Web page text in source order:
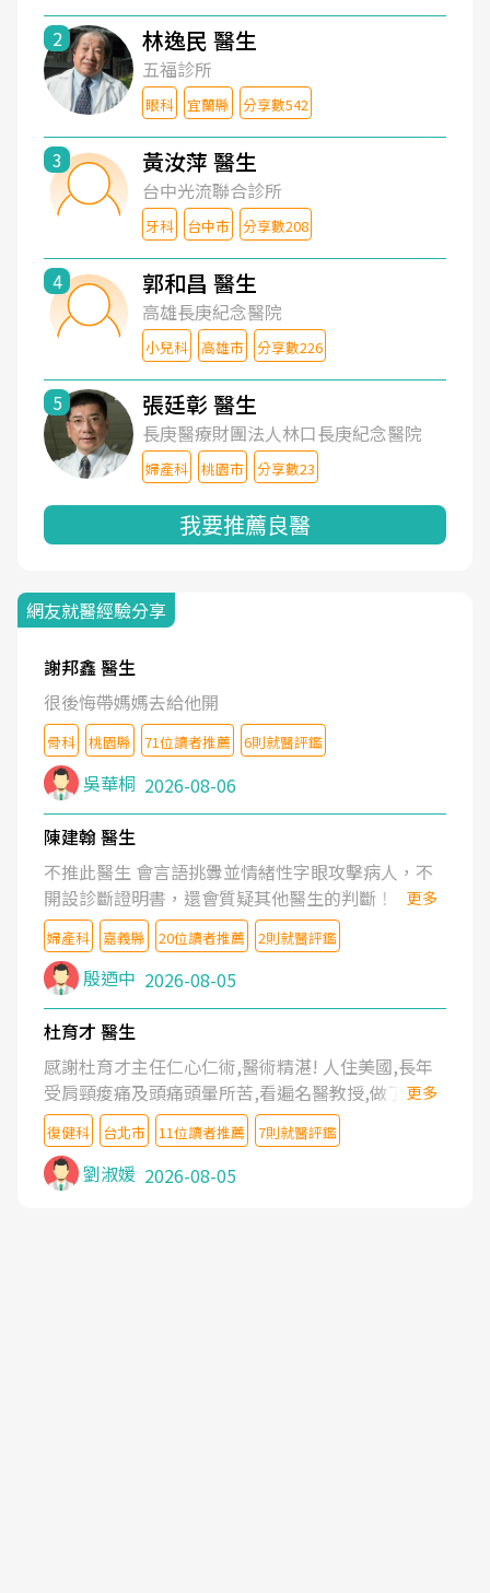
2 林逸民 醫生
五福診所
眼科 宜蘭縣 分享數542
3 黃汝萍 醫生
台中光流聯合診所
牙科 台中市 分享數208
4 郭和昌 醫生
高雄長庚紀念醫院
小兒科 高雄市 分享數226
5 張廷彰 醫生
長庚醫療財團法人林口長庚紀念醫院
婦產科 桃園市 分享數23
我要推薦良醫
網友就醫經驗分享
謝邦鑫 醫生
很後悔帶媽媽去給他開
骨科 桃園縣 71位讀者推薦 6則就醫評鑑
吳華桐 2026-08-06
陳建翰 醫生
不推此醫生 會言語挑釁並情緒性字眼攻擊病人，不
開設診斷證明書，還會質疑其他醫生的判斷！
更多
婦產科 嘉義縣 20位讀者推薦 2則就醫評鑑
殷迺中 2026-08-05
杜育才 醫生
感謝杜育才主任仁心仁術,醫術精湛! 人住美國,長年
受肩頸痠痛及頭痛頭暈所苦,看遍名醫教授,做了各種
檢查,也嘗試過西醫打針,中醫針灸及物理徒手治療都
沒有用,後來連吃到嗎啡類止痛藥都效果有限,只是壓
症狀,沒多久就痛起來,多年失眠嚴重影響生活品質.
台灣親友介紹忠孝醫院杜育才主任是頸頭症候群專
更多
復健科 台北市 11位讀者推薦 7則就醫評鑑
劉淑媛 2026-08-05